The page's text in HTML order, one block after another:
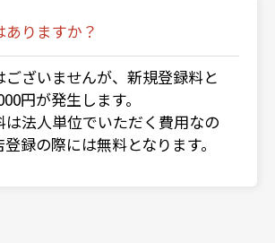
ありますか？
ございませんが、新規登録料と
円が発生します。
法人単位でいただく費用なの
録の際には無料となります。